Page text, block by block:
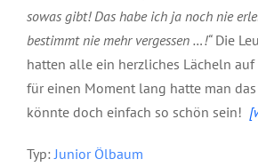
sowas gibt! Das habe ich ja noch nie
bestimmt nie mehr vergessen …!“Die
hatten alle ein herzliches Lächeln auf
für einen Moment lang hatte man
könnte doch einfach so schön sein!
Typ: Junior Ölbaum